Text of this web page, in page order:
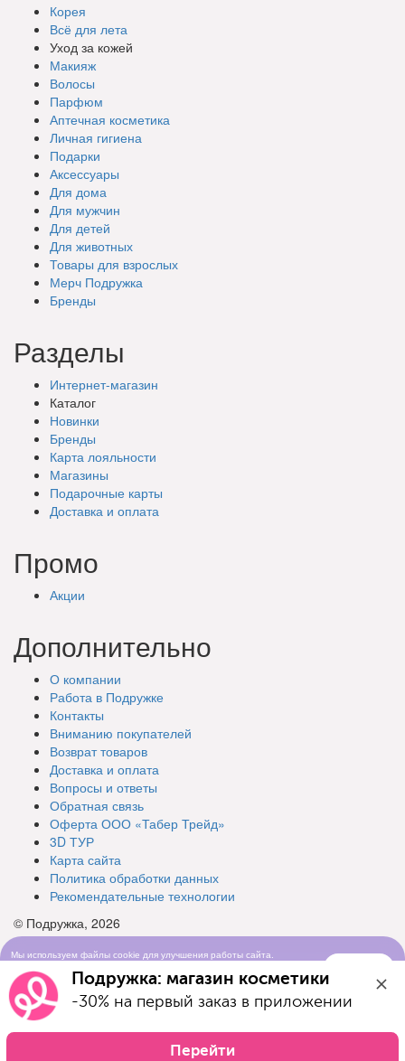
Корея
Всё для лета
Уход за кожей
Макияж
Волосы
Парфюм
Аптечная косметика
Личная гигиена
Подарки
Аксессуары
Для дома
Для мужчин
Для детей
Для животных
Товары для взрослых
Мерч Подружка
Бренды
Разделы
Интернет-магазин
Каталог
Новинки
Бренды
Карта лояльности
Магазины
Подарочные карты
Доставка и оплата
Промо
Акции
Дополнительно
О компании
Работа в Подружке
Контакты
Вниманию покупателей
Возврат товаров
Доставка и оплата
Вопросы и ответы
Обратная связь
Оферта ООО «Табер Трейд»
3D ТУР
Карта сайта
Политика обработки данных
Рекомендательные технологии
© Подружка, 2026
Мы используем файлы cookie для улучшения работы сайта.
использования cookie-файловПодружка: магазин косметики
-30% на первый заказ в приложении
Перейти